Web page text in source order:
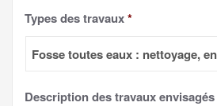
Types des travaux*
Description des travaux envisagés